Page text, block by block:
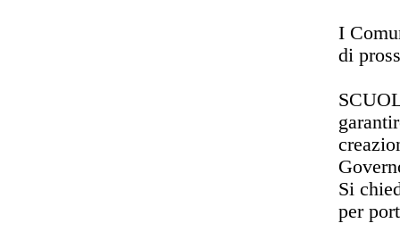
I
di
Si
per